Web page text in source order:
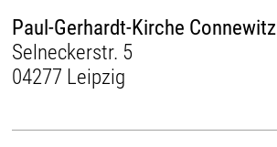
Paul-Gerhardt-Kirche Connewitz
Selneckerstr. 5
04277 Leipzig